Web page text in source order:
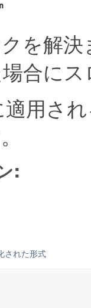
を解
合に
用され
:
された形式